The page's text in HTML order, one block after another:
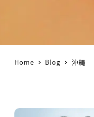
Home Blog 沖縄